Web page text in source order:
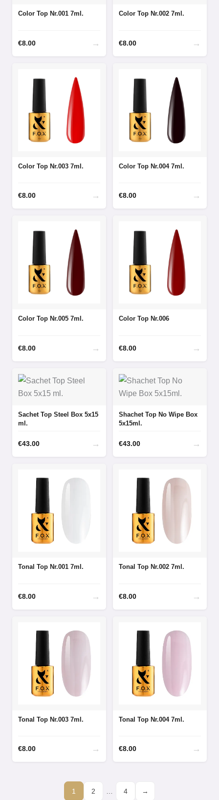
Color Top Nr.001 7ml.
€8.00 →
Color Top Nr.002 7ml.
€8.00 →
Color Top Nr.003 7ml.
€8.00 →
Color Top Nr.004 7ml.
€8.00 →
Color Top Nr.005 7ml.
€8.00 →
Color Top Nr.006
€8.00 →
Sachet Top Steel Box 5x15
ml.
€43.00 →
Shachet Top No Wipe Box
5x15ml.
€43.00 →
Tonal Top Nr.001 7ml.
€8.00 →
Tonal Top Nr.002 7ml.
€8.00 →
Tonal Top Nr.003 7ml.
€8.00 →
Tonal Top Nr.004 7ml.
€8.00 →
1 2 4 →